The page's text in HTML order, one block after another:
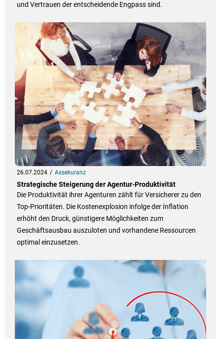
und Vertrauen der entscheidende Engpass sind.
26.07.2024 Assekuranz
Strategische Steigerung der Agentur-Produktivität
Die Produktivität ihrer Agenturen zählt für Versicherer zu den
Top-Prioritäten. Die Kostenexplosion infolge der Inflation
erhöht den Druck, günstigere Möglichkeiten zum
Geschäftsausbau auszuloten und vorhandene Ressourcen
optimal einzusetzen.